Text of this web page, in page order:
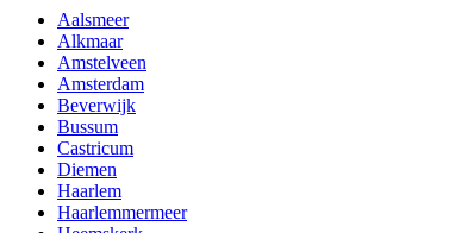
Aalsmeer
Alkmaar
Amstelveen
Amsterdam
Beverwijk
Bussum
Castricum
Diemen
Haarlem
Haarlemmermeer